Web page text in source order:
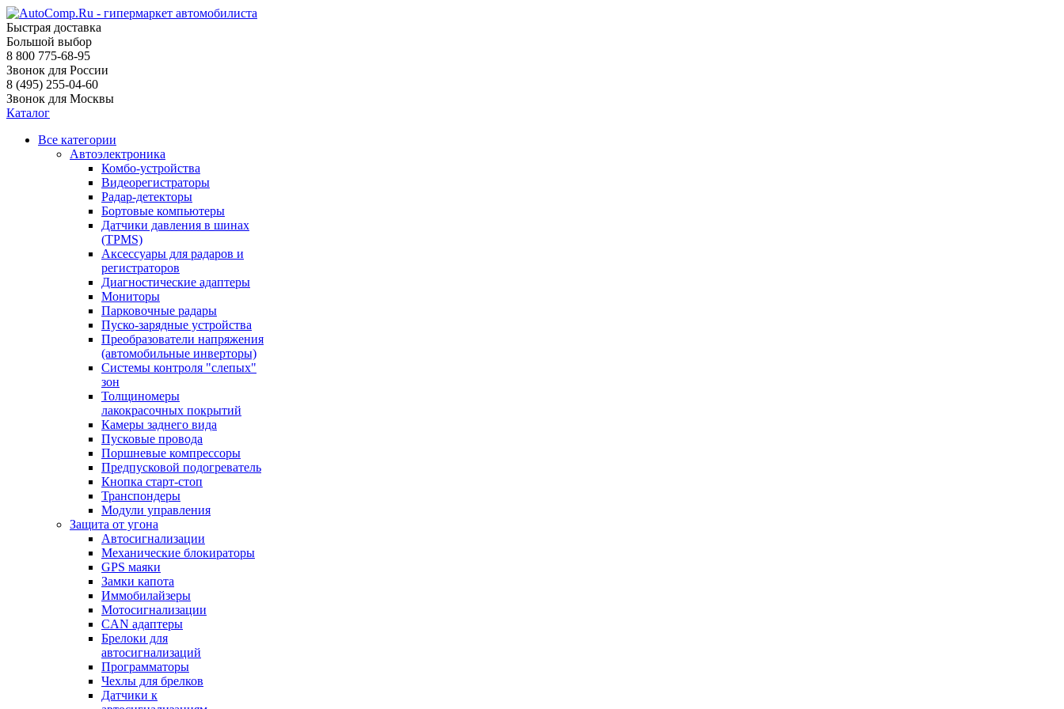
Быстрая доставка
Большой выбор
8 800 775-68-95
Звонок для России
8 (495) 255-04-60
Звонок для Москвы
Каталог
Все категории
Автоэлектроника
Комбо-устройства
Видеорегистраторы
Радар-детекторы
Бортовые компьютеры
Датчики давления в шинах
(TPMS)
Аксессуары для радаров и
регистраторов
Диагностические адаптеры
Мониторы
Парковочные радары
Пуско-зарядные устройства
Преобразователи напряжения
(автомобильные инверторы)
Системы контроля "слепых"
зон
Толщиномеры
лакокрасочных покрытий
Камеры заднего вида
Пусковые провода
Поршневые компрессоры
Предпусковой подогреватель
Кнопка старт-стоп
Транспондеры
Модули управления
Защита от угона
Автосигнализации
Механические блoкираторы
GPS маяки
Замки капота
Иммобилайзеры
Мотосигнализации
CAN адаптеры
Брелоки для
автосигнализаций
Программаторы
Чехлы для брелков
Датчики к